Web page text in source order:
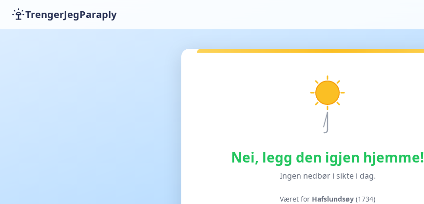
TrengerJegParaply
Nei, legg den igjen hjemme!
Ingen nedbør i sikte i dag.
Været for Hafslundsøy (1734)